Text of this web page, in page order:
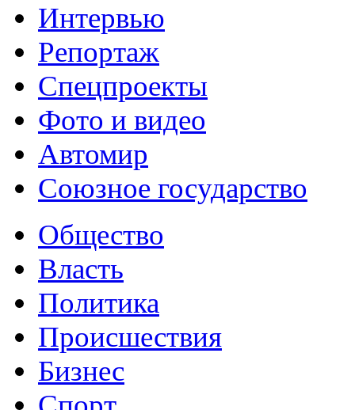
Интервью
Репортаж
Спецпроекты
Фото и видео
Автомир
Союзное государство
Общество
Власть
Политика
Происшествия
Бизнес